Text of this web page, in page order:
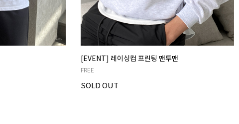
[EVENT] 레이싱컵 프린팅 맨투맨
FREE
SOLD OUT